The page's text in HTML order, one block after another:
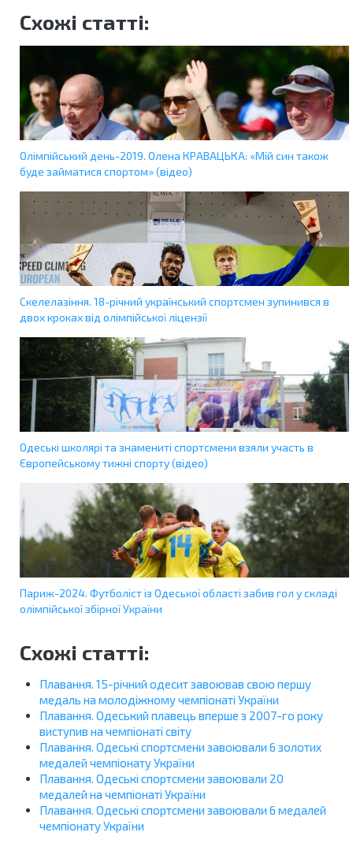
Схожі статті:
Олімпійський день-2019. Олена КРАВАЦЬКА: «Мій син також
буде займатися спортом» (відео)
Скелелазіння. 18-річний український спортсмен зупинився в
двох кроках від олімпійської ліцензії
Одеські школярі та знамениті спортсмени взяли участь в
Європейському тижні спорту (відео)
Париж-2024. Футболіст із Одеської області забив гол у складі
олімпійської збірної України
Схожі статті:
Плавання. 15-річний одесит завоював свою першу
медаль на молодіжному чемпіонаті України
Плавання. Одеський плавець вперше з 2007-го року
виступив на чемпіонаті світу
Плавання. Одеські спортсмени завоювали 6 золотих
медалей чемпіонату України
Плавання. Одеські спортсмени завоювали 20
медалей на чемпіонаті України
Плавання. Одеські спортсмени завоювали 6 медалей
чемпіонату України